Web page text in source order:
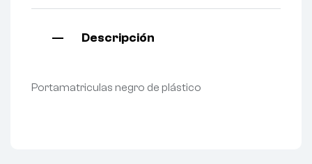
Descripción
Portamatriculas negro de plástico